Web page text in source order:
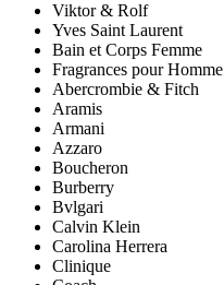
Viktor & Rolf
Yves Saint Laurent
Bain et Corps Femme
Fragrances pour Homme
Abercrombie & Fitch
Aramis
Armani
Azzaro
Boucheron
Burberry
Bvlgari
Calvin Klein
Carolina Herrera
Clinique